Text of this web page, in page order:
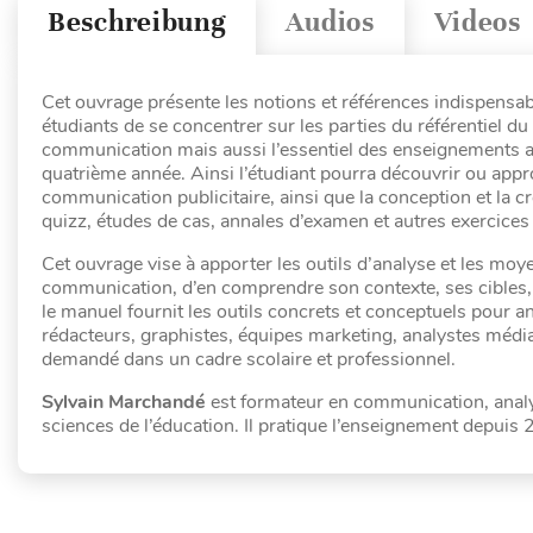
Videos
Audios
Beschreibung
Cet ouvrage présente les notions et références
étudiants de se concentrer sur les parties du référentiel
communication mais aussi l’essentiel des
quatrième année. Ainsi l’étudiant pourra découvrir ou
communication publicitaire, ainsi que la conception et la
quizz, études de cas, annales d’examen et autres
Cet ouvrage vise à apporter les outils d’analyse et les
communication, d’en comprendre son contexte, ses
le manuel fournit les outils concrets et conceptuels pour
rédacteurs, graphistes, équipes marketing, analystes
demandé dans un cadre scolaire et professionnel.
Sylvain Marchandé est formateur en communication,
sciences de l’éducation. Il pratique l’enseignement